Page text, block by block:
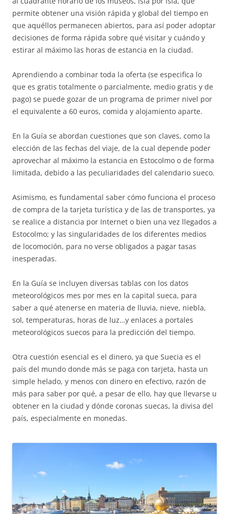
permite obtener una visión rápida y global del tiempo en
que aquéllos permanecen abiertos, para así poder adoptar
decisiones de forma rápida sobre qué visitar y cuándo y
estirar al máximo las horas de estancia en la ciudad.
Aprendiendo a combinar toda la oferta (se especifica lo
que es gratis totalmente o parcialmente, medio gratis y de
pago) se puede gozar de un programa de primer nivel por
el equivalente a 60 euros, comida y alojamiento aparte.
En la Guía se abordan cuestiones que son claves, como la
elección de las fechas del viaje, de la cual depende poder
aprovechar al máximo la estancia en Estocolmo o de forma
limitada, debido a las peculiaridades del calendario sueco.
Asimismo, es fundamental saber cómo funciona el proceso
de compra de la tarjeta turística y de las de transportes, ya
se realice a distancia por Internet o bien una vez llegados a
Estocolmo; y las singularidades de los diferentes medios
de locomoción, para no verse obligados a pagar tasas
inesperadas.
En la Guía se incluyen diversas tablas con los datos
meteorológicos mes por mes en la capital sueca, para
saber a qué atenerse en materia de lluvia, nieve, niebla,
sol, temperaturas, horas de luz…y enlaces a portales
meteorológicos suecos para la predicción del tiempo.
Otra cuestión esencial es el dinero, ya que Suecia es el
país del mundo donde más se paga con tarjeta, hasta un
simple helado, y menos con dinero en efectivo, razón de
más para saber por qué, a pesar de ello, hay que llevarse u
obtener en la ciudad y dónde coronas suecas, la divisa del
país, especialmente en monedas.